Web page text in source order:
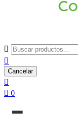


Cancelar

 0